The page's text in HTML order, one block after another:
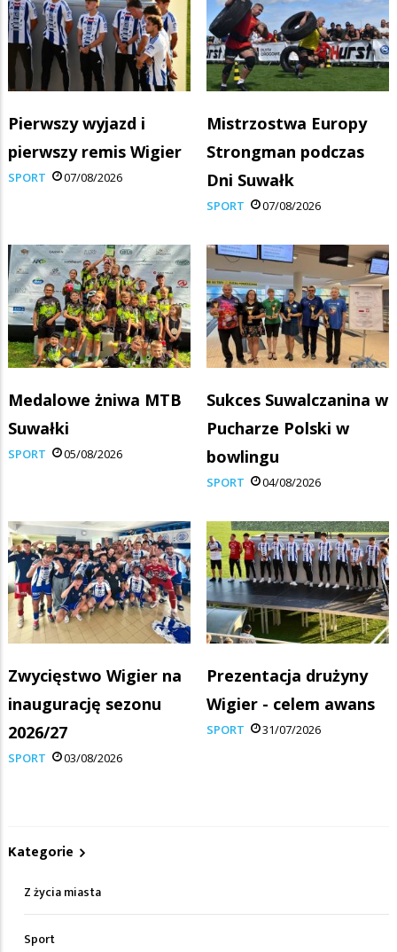
Pierwszy wyjazd i
pierwszy remis Wigier
SPORT 07/08/2026
Mistrzostwa Europy
Strongman podczas
Dni Suwałk
SPORT 07/08/2026
Medalowe żniwa MTB
Suwałki
SPORT 05/08/2026
Sukces Suwalczanina w
Pucharze Polski w
bowlingu
SPORT 04/08/2026
Zwycięstwo Wigier na
inaugurację sezonu
2026/27
SPORT 03/08/2026
Prezentacja drużyny
Wigier - celem awans
SPORT 31/07/2026
Kategorie
Z życia miasta
Sport